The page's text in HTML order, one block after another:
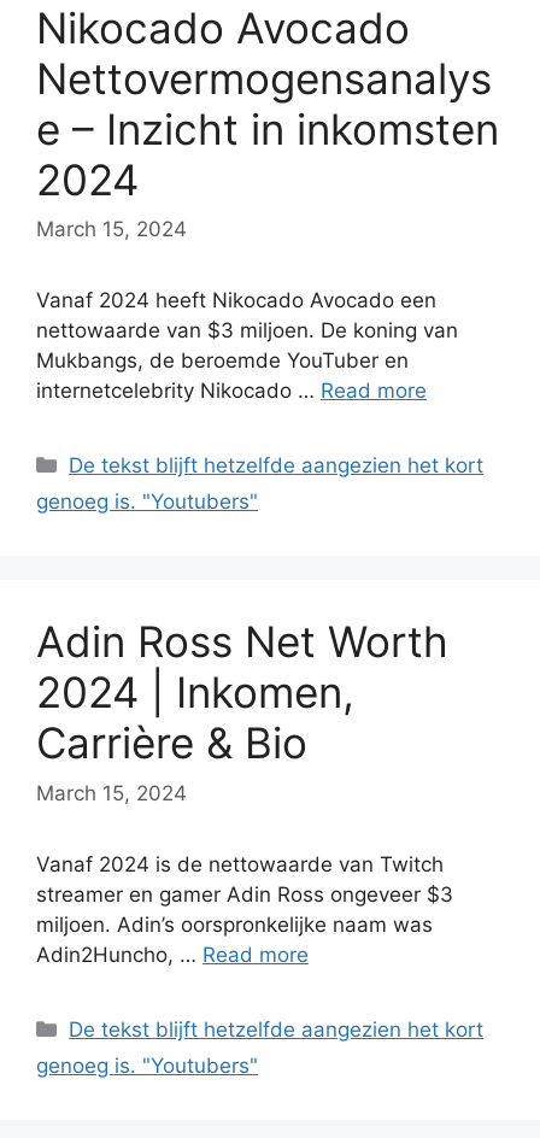
Nikocado Avocado
Nettovermogensanalys
e – Inzicht in inkomsten
2024
March 15, 2024
Vanaf 2024 heeft Nikocado Avocado een
nettowaarde van $3 miljoen. De koning van
Mukbangs, de beroemde YouTuber en
internetcelebrity Nikocado … Read more
Categories
De tekst blijft hetzelfde aangezien het kort
genoeg is. "Youtubers"
Adin Ross Net Worth
2024 | Inkomen,
Carrière & Bio
March 15, 2024
Vanaf 2024 is de nettowaarde van Twitch
streamer en gamer Adin Ross ongeveer $3
miljoen. Adin’s oorspronkelijke naam was
Adin2Huncho, … Read more
Categories
De tekst blijft hetzelfde aangezien het kort
genoeg is. "Youtubers"